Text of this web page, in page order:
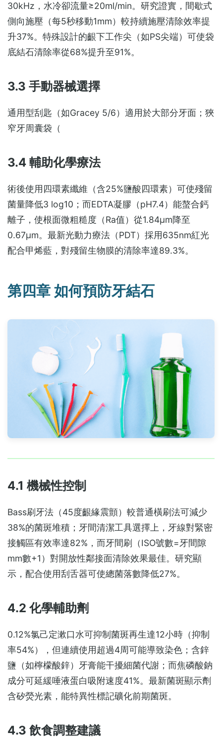
30kHz，水冷卻流量≥20ml/min。研究證實，間歇式
側向施壓（每5秒移動1mm）較持續施壓清除效率提
升37%。特殊設計的齦下工作尖（如PS尖端）可使袋
底結石清除率從68%提升至91%。
3.3 手動器械選擇
通用型刮匙（如Gracey 5/6）適用於大部分牙面；狹
窄牙周囊袋（
3.4 輔助化學療法
術後使用四環素纖維（含25%鹽酸四環素）可使殘留
菌量降低3 log10；而EDTA凝膠（pH7.4）能螯合鈣
離子，使根面微粗糙度（Ra值）從1.84μm降至
0.67μm。最新光動力療法（PDT）採用635nm紅光
配合甲烯藍，對殘留生物膜的清除率達89.3%。
第四章 如何預防牙結石
4.1 機械性控制
Bass刷牙法（45度齦緣震顫）較普通橫刷法可減少
38%的菌斑堆積；牙間清潔工具選擇上，牙線對緊密
接觸區有效率達82%，而牙間刷（ISO號數=牙間隙
mm數+1）對開放性鄰接面清除效果最佳。研究顯
示，配合使用刮舌器可使總菌落數降低27%。
4.2 化學輔助劑
0.12%氯己定漱口水可抑制菌斑再生達12小時（抑制
率54%），但連續使用超過4周可能導致染色；含鋅
鹽（如檸檬酸鋅）牙膏能干擾細菌代謝；而焦磷酸鈉
成分可延緩唾液蛋白吸附速度41%。最新菌斑顯示劑
含矽熒光素，能特異性標記礦化前期菌斑。
4.3 飲食調整建議